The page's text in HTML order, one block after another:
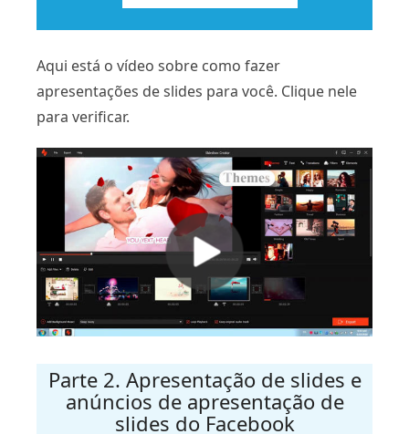
Aqui está o vídeo sobre como fazer
apresentações de slides para você. Clique nele
para verificar.
Parte 2. Apresentação de slides e
anúncios de apresentação de
slides do Facebook